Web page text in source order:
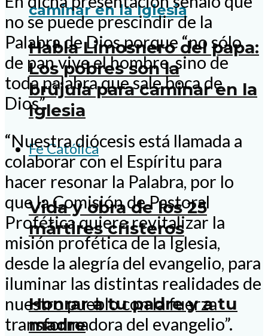
Habla Limosnero del papa:
Los pobres son la
brújula para caminar en la
Iglesia
Fe Católica
Vida y obra de los 25
mártires cristeros
Honrar a tu padre y a tu
madre
no se puede prescindir de la
Palabra de Dios porque “no sólo
de pan vive el hombre, sino de
toda palabra que sale boca de
Dios”.
“Nuestra diócesis está llamada a
colaborar con el Espíritu para
hacer resonar la Palabra, por lo
que la Comisión de Pastoral
Profética quiere revitalizar la
misión profética de la Iglesia,
desde la alegría del evangelio, para
iluminar las distintas realidades de
nuestro pueblo con la fuerza
transformadora del evangelio”.